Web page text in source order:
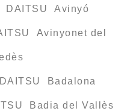
DAITSU Avinyó
Avinyonet del
Badalona
Badia del Vallès